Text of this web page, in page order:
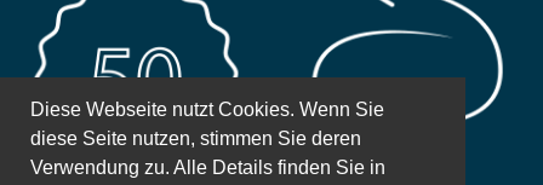
Diese Webseite nutzt Cookies. Wenn Sie
diese Seite nutzen, stimmen Sie deren
Verwendung zu. Alle Details finden Sie in